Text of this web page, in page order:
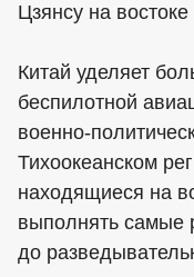
Цзянсу на
Китай уделяет
беспилотной
военно-
Тихоокеанском
находящиеся на
выполнять самые
до